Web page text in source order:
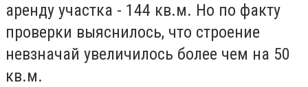
аренду участка - 144 кв.м. Но по факту
проверки выяснилось, что строение
невзначай увеличилось более чем на 50
кв.м.